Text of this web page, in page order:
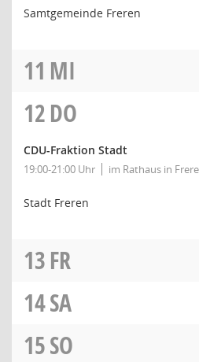
Samtgemeinde Freren
11 MI
12DO
CDU-Fraktion Stadt
19:00-21:00 Uhr im Rathaus in
Stadt Freren
13FR
14SA
15SO